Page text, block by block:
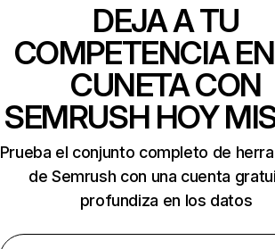
DEJA A TU
COMPETENCIA
CUNETA CON
SEMRUSH HOY
Prueba el conjunto completo de
de Semrush con una cuenta
profundiza en los datos